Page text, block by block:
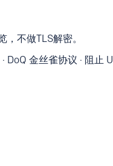
不做TLS解密。
金丝雀协议 · 阻止